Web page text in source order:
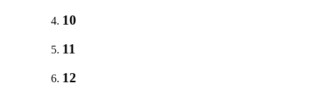
10
11
12